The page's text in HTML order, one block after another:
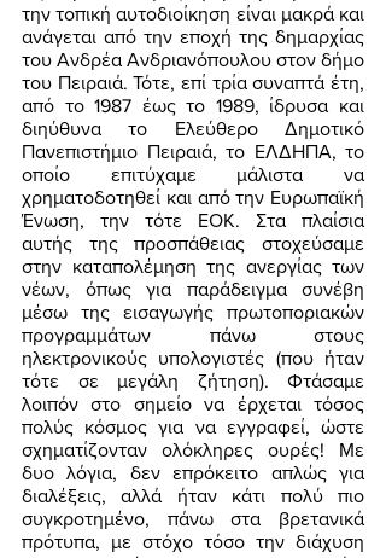
την τοπική αυτοδιοίκηση είναι μακρά και
ανάγεται από την εποχή της δημαρχίας
του Ανδρέα Ανδριανόπουλου στον δήμο
του Πειραιά. Τότε, επί τρία συναπτά έτη,
από το 1987 έως το 1989, ίδρυσα και
διηύθυνα το Ελεύθερο Δημοτικό
Πανεπιστήμιο Πειραιά, το ΕΛΔΗΠΑ, το
οποίο επιτύχαμε μάλιστα να
χρηματοδοτηθεί και από την Ευρωπαϊκή
Ένωση, την τότε ΕΟΚ. Στα πλαίσια
αυτής της προσπάθειας στοχεύσαμε
στην καταπολέμηση της ανεργίας των
νέων, όπως για παράδειγμα συνέβη
μέσω της εισαγωγής πρωτοποριακών
προγραμμάτων πάνω στους
ηλεκτρονικούς υπολογιστές (που ήταν
τότε σε μεγάλη ζήτηση). Φτάσαμε
λοιπόν στο σημείο να έρχεται τόσος
πολύς κόσμος για να εγγραφεί, ώστε
σχηματίζονταν ολόκληρες ουρές! Με
δυο λόγια, δεν επρόκειτο απλώς για
διαλέξεις, αλλά ήταν κάτι πολύ πιο
συγκροτημένο, πάνω στα βρετανικά
πρότυπα, με στόχο τόσο την διάχυση